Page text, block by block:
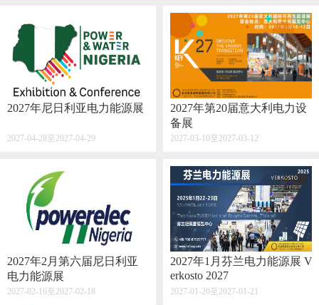
2027年尼日利亚电力能源展
2027-04-28至2027-04-29
2027年第20届意大利电力设
备展
2027-03-10至2027-03-12
2027年2月第六届尼日利亚
电力能源展
2027-02-16至2027-02-18
2027年1月芬兰电力能源展 V
erkosto 2027
2027-01-20至2027-01-21